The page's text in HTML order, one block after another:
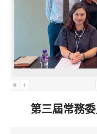
« ‹
第三屆常務